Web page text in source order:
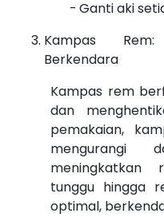
- Ganti aki
Kampas
Berkendara
Kampas rem
dan
pemakaian,
mengurangi
meningkatkan
tunggu hingga
optimal,